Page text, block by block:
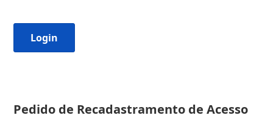
Pedido de Recadastramento de Acesso